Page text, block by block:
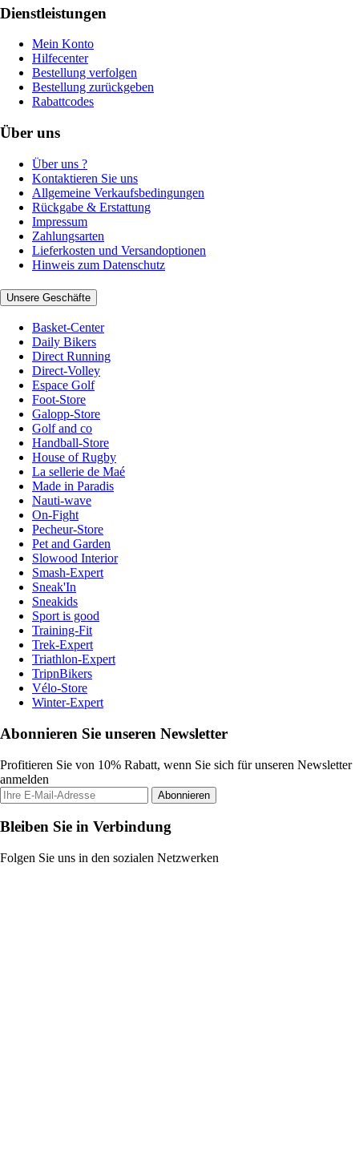
Dienstleistungen
Mein Konto
Hilfecenter
Bestellung verfolgen
Bestellung zurückgeben
Rabattcodes
Über uns
Über uns ?
Kontaktieren Sie uns
Allgemeine Verkaufsbedingungen
Rückgabe & Erstattung
Impressum
Zahlungsarten
Lieferkosten und Versandoptionen
Hinweis zum Datenschutz
Unsere Geschäfte
Basket-Center
Daily Bikers
Direct Running
Direct-Volley
Espace Golf
Foot-Store
Galopp-Store
Golf and co
Handball-Store
House of Rugby
La sellerie de Maé
Made in Paradis
Nauti-wave
On-Fight
Pecheur-Store
Pet and Garden
Slowood Interior
Smash-Expert
Sneak'In
Sneakids
Sport is good
Training-Fit
Trek-Expert
Triathlon-Expert
TripnBikers
Vélo-Store
Winter-Expert
Abonnieren Sie unseren Newsletter
Profitieren Sie von 10% Rabatt, wenn Sie sich für unseren Newsletter
anmelden
Abonnieren
Bleiben Sie in Verbindung
Folgen Sie uns in den sozialen Netzwerken